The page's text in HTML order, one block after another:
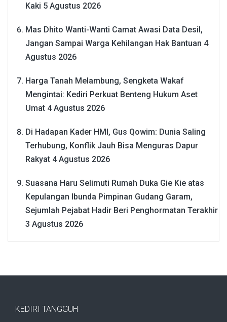
Kaki 5 Agustus 2026
Mas Dhito Wanti-Wanti Camat Awasi Data Desil,
Jangan Sampai Warga Kehilangan Hak Bantuan 4
Agustus 2026
Harga Tanah Melambung, Sengketa Wakaf
Mengintai: Kediri Perkuat Benteng Hukum Aset
Umat 4 Agustus 2026
Di Hadapan Kader HMI, Gus Qowim: Dunia Saling
Terhubung, Konflik Jauh Bisa Menguras Dapur
Rakyat 4 Agustus 2026
Suasana Haru Selimuti Rumah Duka Gie Kie atas
Kepulangan Ibunda Pimpinan Gudang Garam,
Sejumlah Pejabat Hadir Beri Penghormatan Terakhir
3 Agustus 2026
KEDIRI TANGGUH